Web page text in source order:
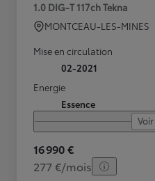
1.0 DIG-T 117ch Tekna
MONTCEAU-LES-MINES
Mise en circulation
02-2021
Energie
Essence
16 990 €
277 €/mois